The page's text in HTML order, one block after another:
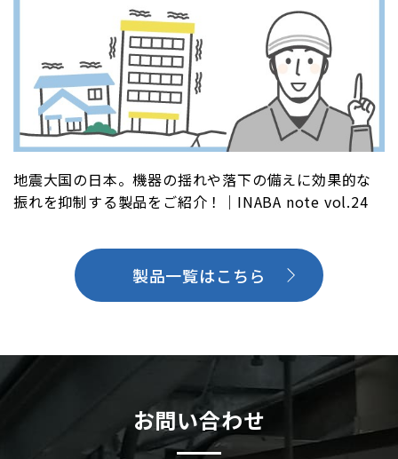
地震大国の日本。機器の揺れや落下の備えに効果的な
振れを抑制する製品をご紹介！｜INABA note vol.24
製品一覧はこちら
お問い合わせ